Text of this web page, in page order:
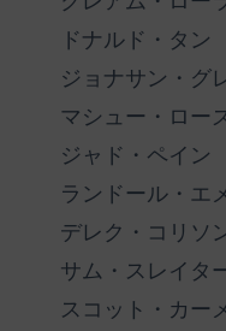
ドナルド・タン
ジョナサン・グ
マシュー・ロー
ジャド・ペイン
ランドール・エ
デレク・コリソ
サム・スレイタ
スコット・カー